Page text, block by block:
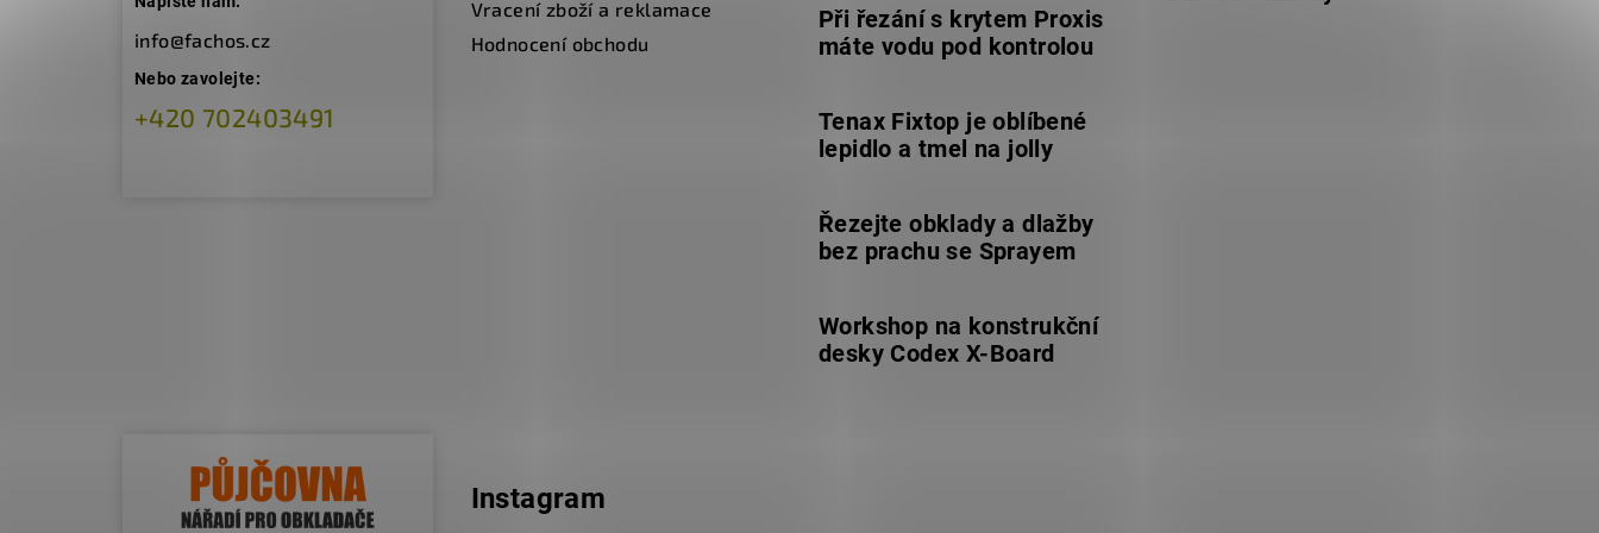
info@fachos.cz
Nebo zavolejte:
+420 702403491
Vracení zboží a reklamace
Hodnocení obchodu
Při řezání s krytem Proxis
máte vodu pod kontrolou
Tenax Fixtop je oblíbené
lepidlo a tmel na jolly
Řezejte obklady a dlažby
bez prachu se Sprayem
Workshop na konstrukční
desky Codex X-Board
Instagram